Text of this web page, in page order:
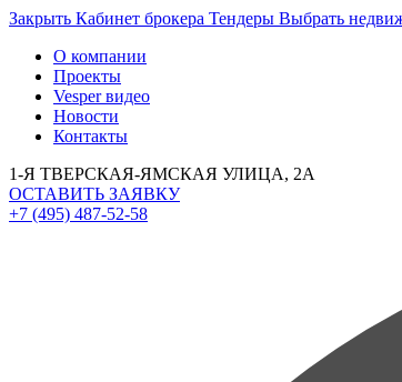
Закрыть Кабинет брокера Тендеры Выбрать
О компании
Проекты
Vesper видео
Новости
Контакты
1-Я ТВЕРСКАЯ-ЯМСКАЯ УЛИЦА, 2А
ОСТАВИТЬ ЗАЯВКУ
+7 (495) 487-52-58